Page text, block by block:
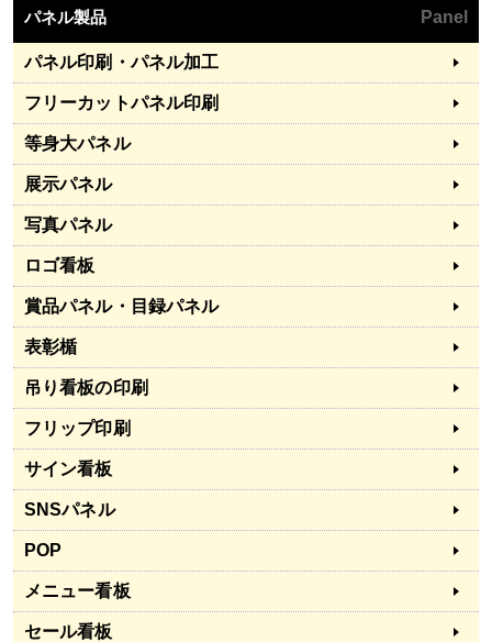
パネル製品 Panel
パネル印刷・パネル加工
フリーカットパネル印刷
等身大パネル
展示パネル
写真パネル
ロゴ看板
賞品パネル・目録パネル
表彰楯
吊り看板の印刷
フリップ印刷
サイン看板
SNSパネル
POP
メニュー看板
セール看板